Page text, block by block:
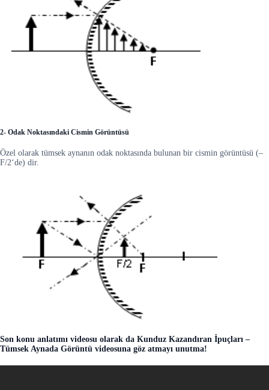
2- Odak Noktasındaki Cismin Görüntüsü
Özel olarak tümsek aynanın odak noktasında bulunan bir cismin görüntüsü (–
F/2‘de) dir.
Son konu anlatımı videosu olarak da Kunduz Kazandıran İpuçları –
Tümsek Aynada Görüntü videosuna göz atmayı unutma!